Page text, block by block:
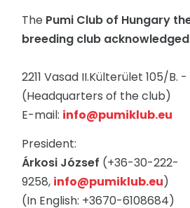
The Pumi Club of Hungary
breeding club
2211 Vasad II.Külterület 105/B.
(Headquarters of the club)
E-mail: info@pumiklub.eu
President:
Árkosi József (+36-30-222-
9258, info@pumiklub.eu)
(In English: +3670-6108684)